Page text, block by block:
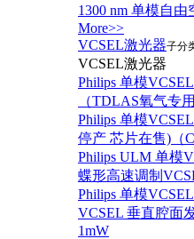
1300 nm 单模自
More>>
VCSEL激光器子分
VCSEL激光器
Philips 单模
（TDLAS氧气专
Philips 单模
停产 芯片在售)（
Philips ULM 单模
蝶形高速调制
Philips 单模
VCSEL 垂直腔面
1mW